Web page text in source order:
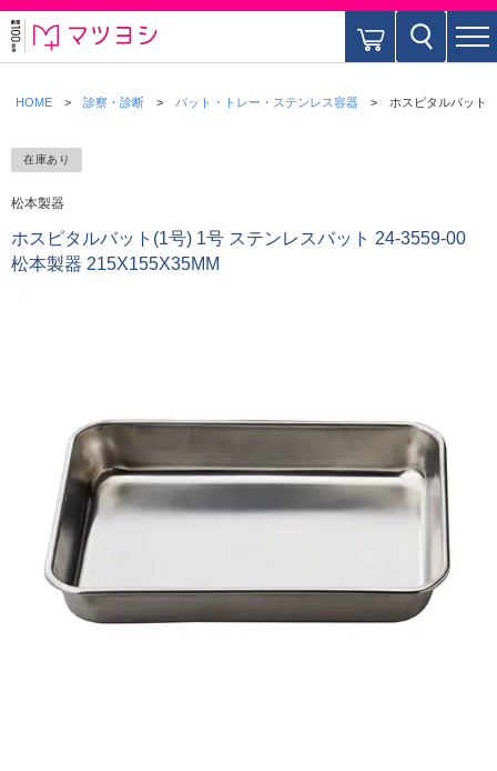
HOME 診察・診断 バット・トレー・ステンレス容器 ホスピタルバット
在庫あり
松本製器
ホスピタルバット(1号) 1号 ステンレスバット 24-3559-00
松本製器 215X155X35MM